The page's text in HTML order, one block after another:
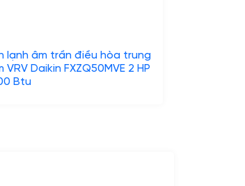
lạnh âm trần điều hòa trung
VRV Daikin FXZQ50MVE 2 HP
Btu